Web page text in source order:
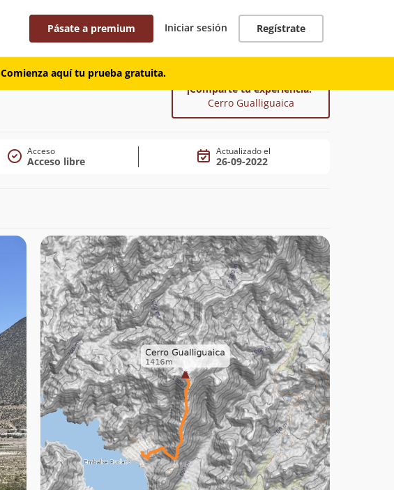
Pásate a premium Iniciar sesión Regístrate
Comienza aquí tu prueba gratuita.
¡Comparte tu experiencia!
Cerro Gualliguaica
Acceso
Acceso libre
Actualizado el
26-09-2022